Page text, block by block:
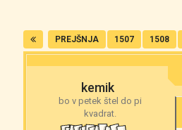
PREJŠNJA 1507 1508
kemik
bo v petek štel do pi
kvadrat.